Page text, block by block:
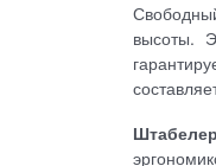
высоты.